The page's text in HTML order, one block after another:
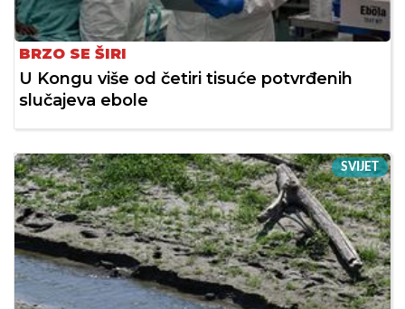
BRZO SE ŠIRI
U Kongu više od četiri tisuće potvrđenih
slučajeva ebole
SVIJET